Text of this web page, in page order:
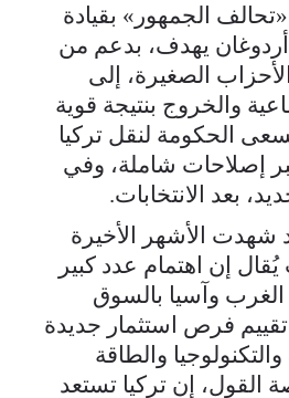
«تحالف الجمهور» بقيادة
يهدف، بدعم من
الصغيرة، إلى
والخروج بنتيجة قوية
الحكومة لنقل تركيا
إصلاحات شاملة، وفي
بعد الانتخابات.
شهدت الأشهر الأخيرة
إن اهتمام عدد كبير
وآسيا بالسوق
تقييم فرص استثمار جديدة
والطاقة
القول، إن تركيا تستعد